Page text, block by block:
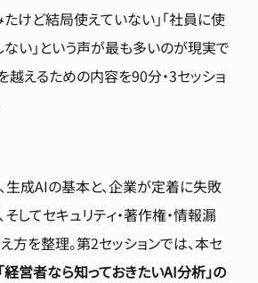
けど結局使えていない」「社員に使
ない」という声が最も多いのが現実で
越えるための内容を90分・3セッショ
生成AIの基本と、企業が定着に失敗
してセキュリティ・著作権・情報漏
を整理。第2セッションでは、本セ
「経営者なら知っておきたいAI分析」の